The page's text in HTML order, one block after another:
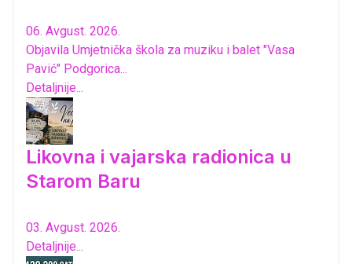
06. Avgust. 2026.
Objavila Umjetnička škola za muziku i balet "Vasa
Pavić" Podgorica...
Detaljnije...
Likovna i vajarska radionica u
Starom Baru
03. Avgust. 2026.
Detaljnije...